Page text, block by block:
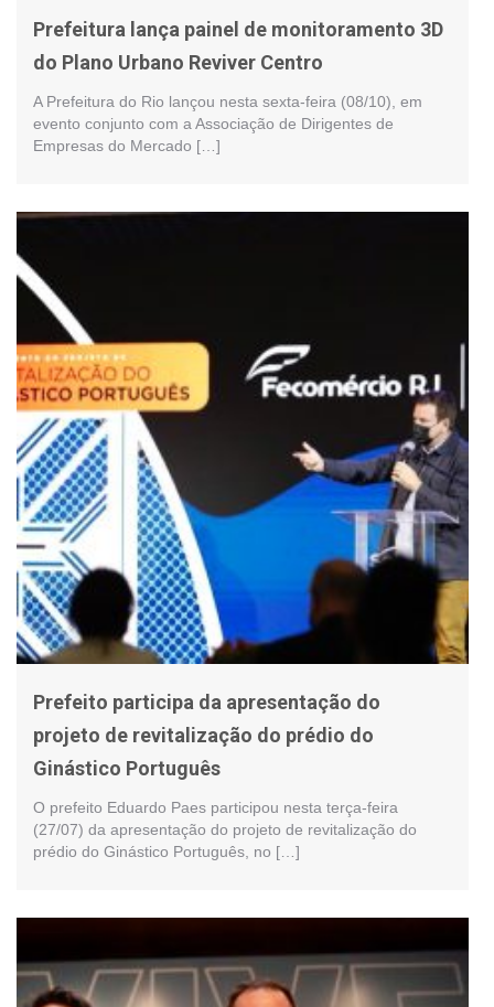
Prefeitura lança painel de monitoramento 3D
do Plano Urbano Reviver Centro
A Prefeitura do Rio lançou nesta sexta-feira (08/10), em
evento conjunto com a Associação de Dirigentes de
Empresas do Mercado […]
Prefeito participa da apresentação do
projeto de revitalização do prédio do
Ginástico Português
O prefeito Eduardo Paes participou nesta terça-feira
(27/07) da apresentação do projeto de revitalização do
prédio do Ginástico Português, no […]